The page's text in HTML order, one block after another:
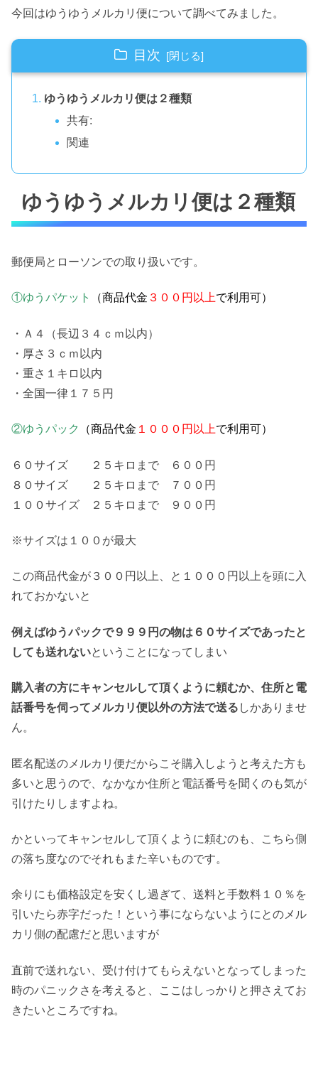
今回はゆうゆうメルカリ便について調べてみました。
目次
ゆうゆうメルカリ便は２種類
共有:
関連
ゆうゆうメルカリ便は２種類
郵便局とローソンでの取り扱いです。
①ゆうパケット （商品代金 ３００円以上で利用可）
・Ａ４（長辺３４ｃｍ以内）
・厚さ３ｃｍ以内
・重さ１キロ以内
・全国一律１７５円
②ゆうパック （商品代金 １０００円以上で利用可）
６０サイズ ２５キロまで ６００円
８０サイズ ２５キロまで ７００円
１００サイズ ２５キロまで ９００円
※サイズは１００が最大
この商品代金が３００円以上、と１０００円以上を頭に入
れておかないと
例えばゆうパックで９９９円の物は６０サイズであったと
しても送れないということになってしまい
購入者の方にキャンセルして頂くように頼むか、住所と電
話番号を伺ってメルカリ便以外の方法で送る しかありませ
ん。
匿名配送のメルカリ便だからこそ購入しようと考えた方も
多いと思うので、なかなか住所と電話番号を聞くのも気が
引けたりしますよね。
かといってキャンセルして頂くように頼むのも、こちら側
の落ち度なのでそれもまた辛いものです。
余りにも価格設定を安くし過ぎて、送料と手数料１０％を
引いたら赤字だった！という事にならないようにとのメル
カリ側の配慮だと思いますが
直前で送れない、受け付けてもらえないとなってしまった
時のパニックさを考えると、ここはしっかりと押さえてお
きたいところですね。